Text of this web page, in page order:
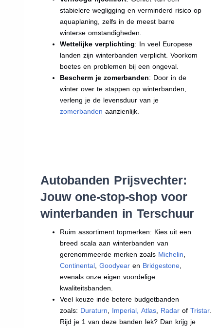
stabielere wegligging en verminderd risico op
aquaplaning, zelfs in de meest barre
winterse omstandigheden.
Wettelijke verplichting: In veel Europese
landen zijn winterbanden verplicht. Voorkom
boetes en problemen bij een ongeval.
Bescherm je zomerbanden: Door in de
winter over te stappen op winterbanden,
verleng je de levensduur van je
zomerbanden aanzienlijk.
Autobanden Prijsvechter:
Jouw one-stop-shop voor
winterbanden in Terschuur
Ruim assortiment topmerken: Kies uit een
breed scala aan winterbanden van
gerenommeerde merken zoals Michelin
Continental ,Goodyear en Bridgestone
evenals onze eigen voordelige
kwaliteitsbanden.
Veel keuze inde betere budgetbanden
zoals: Duraturn Imperial Atlas Radar ofTristar.
Rijd je 1 van deze banden lek? Dan krijg je